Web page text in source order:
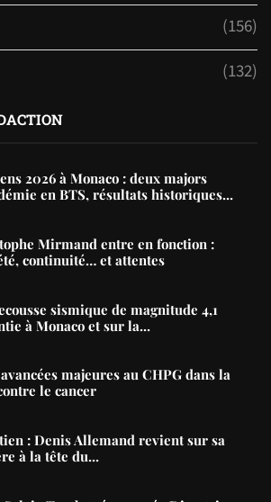
(156)
(132)
2026 à Monaco : deux majors
en BTS, résultats historiques...
Mirmand entre en fonction :
continuité… et attentes
sismique de magnitude 4,1
à Monaco et sur la...
majeures au CHPG dans la
le cancer
: Denis Allemand revient sur sa
à la tête du...